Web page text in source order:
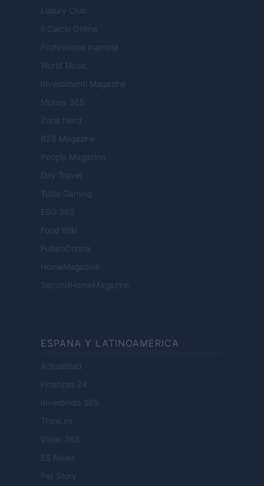
Luxury Club
Il Calcio Online
Professione mamma
World Music
Investimenti Magazine
Money 365
Zona Nerd
B2B Magazine
People Magazine
Day Travel
Tutto Gaming
ESG 365
Food Wiki
FuturoDonna
HomeMagazine
SecondHomeMagazine
ESPANA Y LATINOAMERICA
Actualidad
Finanzas 24
Investindo 365
Think.es
Viajar 365
ES Newz
Pet Story